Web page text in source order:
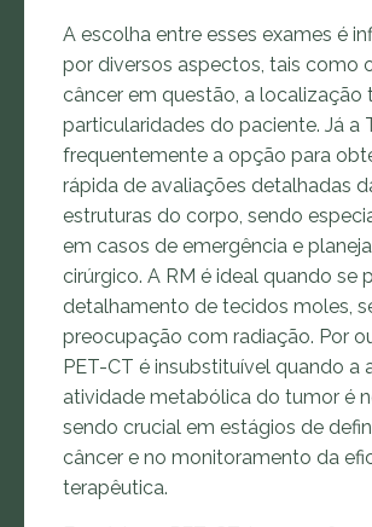
A escolha entre esses exames é
por diversos aspectos, tais como
câncer em questão, a localização
particularidades do paciente. Já a
frequentemente a opção para
rápida de avaliações detalhadas
estruturas do corpo, sendo
em casos de emergência e
cirúrgico. A RM é ideal quando se
detalhamento de tecidos moles,
preocupação com radiação. Por
PET-CT é insubstituível quando a
atividade metabólica do tumor é
sendo crucial em estágios de
câncer e no monitoramento da
terapêutica.